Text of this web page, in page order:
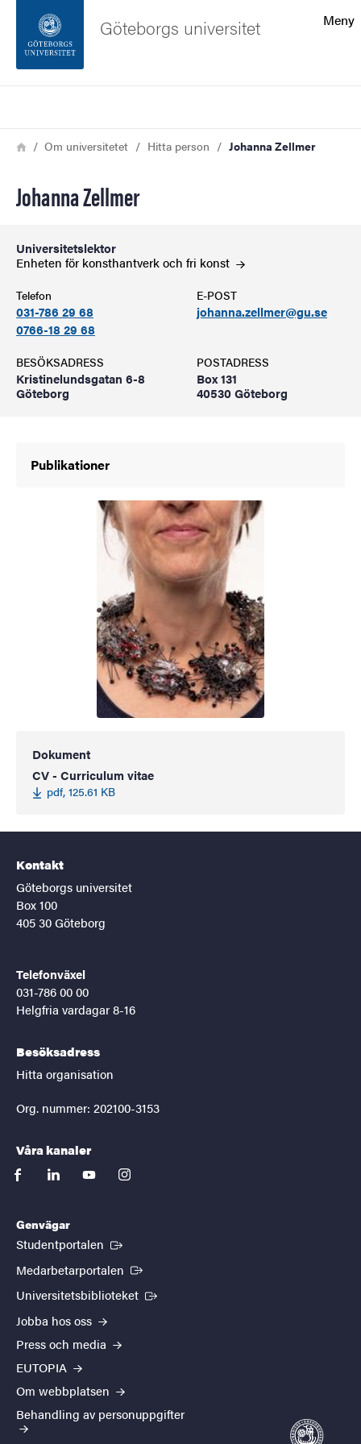
Sidfoten
Meny
Göteborgs universitet
Länkstig
HemOm universitetet Hitta person Johanna Zellmer
Johanna Zellmer
Universitetslektor
Enheten för konsthantverk och fri konst
Telefon
031-786 29 68
0766-18 29 68
E-POST
johanna.zellmer@gu.se
BESÖKSADRESS
Kristinelundsgatan 6-8
Göteborg
POSTADRESS
Box 131
40530 Göteborg
Publikationer
Dokument
CV - Curriculum vitae
pdf, 125.61 KB
Kontakt
Göteborgs universitet
Box 100
405 30 Göteborg
Telefonväxel
031-786 00 00
Helgfria vardagar 8-16
Besöksadress
Hitta organisation
Org. nummer: 202100-3153
Våra kanaler
facebooklinkedinyoutubeinstagram
Genvägar
Studentportalen (Extern länk)
Medarbetarportalen (Extern länk)
Universitetsbiblioteket (Extern länk)
Jobba hos oss
Press och media
EUTOPIA
Om webbplatsen
Behandling av personuppgifter